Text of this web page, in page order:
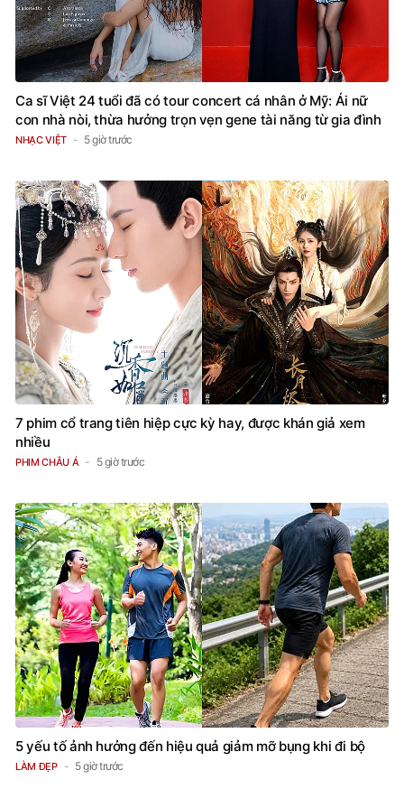
Ca sĩ Việt 24 tuổi đã có tour concert cá nhân ở Mỹ: Ái nữ
con nhà nòi, thừa hưởng trọn vẹn gene tài năng từ gia đình
NHẠC VIỆT 5 giờ trước
7 phim cổ trang tiên hiệp cực kỳ hay, được khán giả xem
nhiều
PHIM CHÂU Á 5 giờ trước
5 yếu tố ảnh hưởng đến hiệu quả giảm mỡ bụng khi đi bộ
LÀM ĐẸP 5 giờ trước